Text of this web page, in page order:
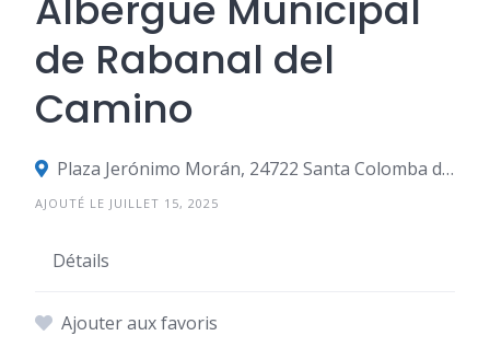
de Rabanal del
Camino
Plaza Jerónimo Morán, 24722 Santa Colomba de Somoza, León, Espagne
AJOUTÉ LE JUILLET 15, 2025
Détails
Ajouter aux favoris